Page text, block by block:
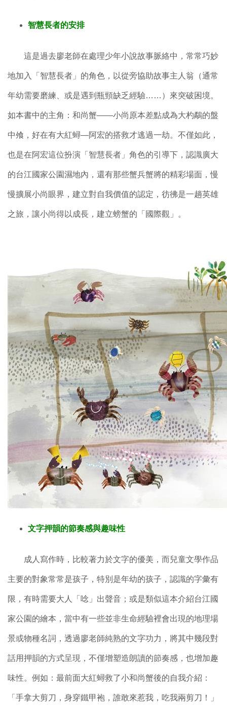
智慧長者的安排
這是過去廖老師在處理少年小說故事脈絡中，常常巧妙
地加入「智慧長者」的角色，以從旁協助故事主人翁（通常
年幼需要磨練、或是遇到瓶頸缺乏經驗……）來突破困境。
如本書中的主角：和尚蟹——小尚原本差點成為大杓鷸的盤
中飧，好在有大紅蟳—阿宏的搭救才逃過一劫。不僅如此，
也是在阿宏這位扮演「智慧長者」角色的引導下，認識廣大
的台江國家公園濕地內，還有那些蟹兵蟹將的精彩場面，慢
慢擴展小尚眼界，建立對自我價值的認定，彷彿是一趟英雄
之旅，讓小尚得以成長，建立螃蟹的「國際觀」。
文字押韻的節奏感與趣味性
成人寫作時，比較著力於文字的優美，而兒童文學作品
主要的對象常常是孩子，特別是年幼的孩子，認識的字彙有
限，有時需要大人「唸」出聲音；或是類似這本介紹台江國
家公園的繪本，當中有一些並非生命經驗裡會出現的地理場
景或物種名詞，透過廖老師純熟的文字功力，將其中幾段對
話用押韻的方式呈現，不僅增塑造朗讀的節奏感，也增加趣
味性。例如：最前面大紅蟳救了小和尚蟹後的自我介紹：
「手拿大剪刀，身穿鐵甲袍，誰敢來惹我，吃我兩剪刀！」